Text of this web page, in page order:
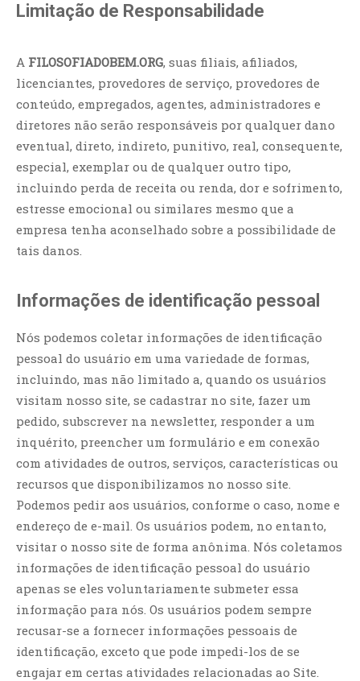
Limitação de Responsabilidade
A FILOSOFIADOBEM.ORG, suas filiais, afiliados,
licenciantes, provedores de serviço, provedores de
conteúdo, empregados, agentes, administradores e
diretores não serão responsáveis por qualquer dano
eventual, direto, indireto, punitivo, real, consequente,
especial, exemplar ou de qualquer outro tipo,
incluindo perda de receita ou renda, dor e sofrimento,
estresse emocional ou similares mesmo que a
empresa tenha aconselhado sobre a possibilidade de
tais danos.
Informações de identificação pessoal
Nós podemos coletar informações de identificação
pessoal do usuário em uma variedade de formas,
incluindo, mas não limitado a, quando os usuários
visitam nosso site, se cadastrar no site, fazer um
pedido, subscrever na newsletter, responder a um
inquérito, preencher um formulário e em conexão
com atividades de outros, serviços, características ou
recursos que disponibilizamos no nosso site.
Podemos pedir aos usuários, conforme o caso, nome e
endereço de e-mail. Os usuários podem, no entanto,
visitar o nosso site de forma anônima. Nós coletamos
informações de identificação pessoal do usuário
apenas se eles voluntariamente submeter essa
informação para nós. Os usuários podem sempre
recusar-se a fornecer informações pessoais de
identificação, exceto que pode impedi-los de se
engajar em certas atividades relacionadas ao Site.